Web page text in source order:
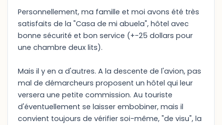
Personnellement, ma famille et moi avons été très
satisfaits de la "Casa de mi abuela", hôtel avec
bonne sécurité et bon service (+-25 dollars pour
une chambre deux lits).
Mais il y en a d'autres. A la descente de l'avion, pas
mal de démarcheurs proposent un hôtel qui leur
versera une petite commission. Au touriste
d'éventuellement se laisser embobiner, mais il
convient toujours de vérifier soi-même, "de visu", la